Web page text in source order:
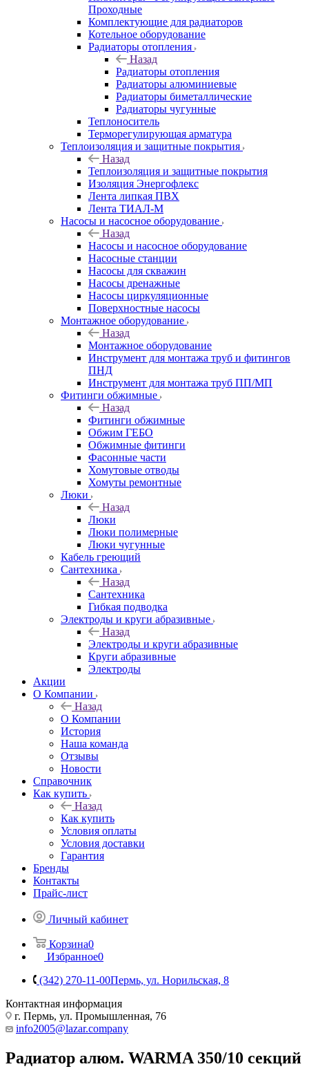
Проходные
Комплектующие для радиаторов
Котельное оборудование
Радиаторы отопления
Назад
Радиаторы отопления
Радиаторы алюминиевые
Радиаторы биметаллические
Радиаторы чугунные
Теплоноситель
Терморегулирующая арматура
Теплоизоляция и защитные покрытия
Назад
Теплоизоляция и защитные покрытия
Изоляция Энергофлекс
Лента липкая ПВХ
Лента ТИАЛ-М
Насосы и насосное оборудование
Назад
Насосы и насосное оборудование
Насосные станции
Насосы для скважин
Насосы дренажные
Насосы циркуляционные
Поверхностные насосы
Монтажное оборудование
Назад
Монтажное оборудование
Инструмент для монтажа труб и фитингов
ПНД
Инструмент для монтажа труб ПП/МП
Фитинги обжимные
Назад
Фитинги обжимные
Обжим ГЕБО
Обжимные фитинги
Фасонные части
Хомутовые отводы
Хомуты ремонтные
Люки
Назад
Люки
Люки полимерные
Люки чугунные
Кабель греющий
Сантехника
Назад
Сантехника
Гибкая подводка
Электроды и круги абразивные
Назад
Электроды и круги абразивные
Круги абразивные
Электроды
Акции
О Компании
Назад
О Компании
История
Наша команда
Отзывы
Новости
Справочник
Как купить
Назад
Как купить
Условия оплаты
Условия доставки
Гарантия
Бренды
Контакты
Прайс-лист
Личный кабинет
Корзина0
Избранное0
(342) 270-11-00Пермь, ул. Норильская, 8
Контактная информация
г. Пермь, ул. Промышленная, 76
info2005@lazar.company
Радиатор алюм. WARMA 350/10 секций